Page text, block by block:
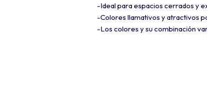
-Ideal para espacios cerrados y
-Colores llamativos y atractivos
-Los colores y su combinación